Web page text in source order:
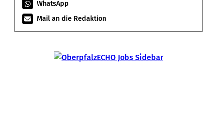
WhatsApp
Mail an die Redaktion